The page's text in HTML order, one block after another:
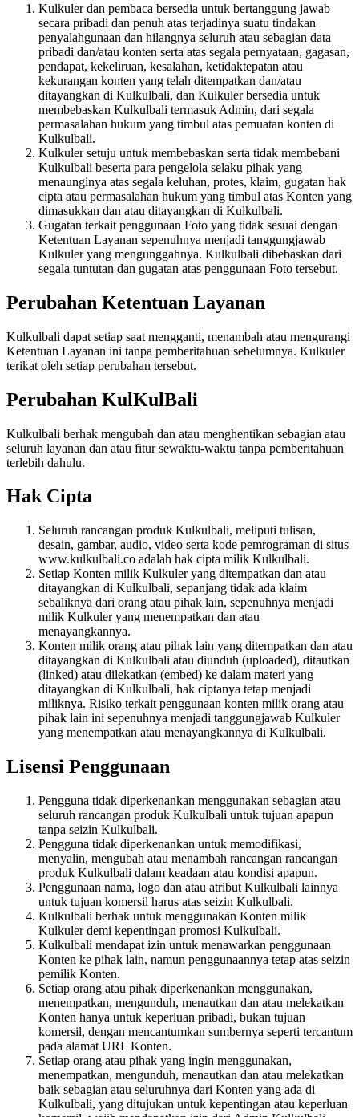
Kulkuler dan pembaca bersedia untuk bertanggung jawab
secara pribadi dan penuh atas terjadinya suatu tindakan
penyalahgunaan dan hilangnya seluruh atau sebagian data
pribadi dan/atau konten serta atas segala pernyataan, gagasan,
pendapat, kekeliruan, kesalahan, ketidaktepatan atau
kekurangan konten yang telah ditempatkan dan/atau
ditayangkan di Kulkulbali, dan Kulkuler bersedia untuk
membebaskan Kulkulbali termasuk Admin, dari segala
permasalahan hukum yang timbul atas pemuatan konten di
Kulkulbali.
Kulkuler setuju untuk membebaskan serta tidak membebani
Kulkulbali beserta para pengelola selaku pihak yang
menaunginya atas segala keluhan, protes, klaim, gugatan hak
cipta atau permasalahan hukum yang timbul atas Konten yang
dimasukkan dan atau ditayangkan di Kulkulbali.
Gugatan terkait penggunaan Foto yang tidak sesuai dengan
Ketentuan Layanan sepenuhnya menjadi tanggungjawab
Kulkuler yang mengunggahnya. Kulkulbali dibebaskan dari
segala tuntutan dan gugatan atas penggunaan Foto tersebut.
Perubahan Ketentuan Layanan
Kulkulbali dapat setiap saat mengganti, menambah atau mengurangi
Ketentuan Layanan ini tanpa pemberitahuan sebelumnya. Kulkuler
terikat oleh setiap perubahan tersebut.
Perubahan KulKulBali
Kulkulbali berhak mengubah dan atau menghentikan sebagian atau
seluruh layanan dan atau fitur sewaktu-waktu tanpa pemberitahuan
terlebih dahulu.
Hak Cipta
Seluruh rancangan produk Kulkulbali, meliputi tulisan,
desain, gambar, audio, video serta kode pemrograman di situs
www.kulkulbali.co adalah hak cipta milik Kulkulbali.
Setiap Konten milik Kulkuler yang ditempatkan dan atau
ditayangkan di Kulkulbali, sepanjang tidak ada klaim
sebaliknya dari orang atau pihak lain, sepenuhnya menjadi
milik Kulkuler yang menempatkan dan atau
menayangkannya.
Konten milik orang atau pihak lain yang ditempatkan dan atau
ditayangkan di Kulkulbali atau diunduh (uploaded), ditautkan
(linked) atau dilekatkan (embed) ke dalam materi yang
ditayangkan di Kulkulbali, hak ciptanya tetap menjadi
miliknya. Risiko terkait penggunaan konten milik orang atau
pihak lain ini sepenuhnya menjadi tanggungjawab Kulkuler
yang menempatkan atau menayangkannya di Kulkulbali.
Lisensi Penggunaan
Pengguna tidak diperkenankan menggunakan sebagian atau
seluruh rancangan produk Kulkulbali untuk tujuan apapun
tanpa seizin Kulkulbali.
Pengguna tidak diperkenankan untuk memodifikasi,
menyalin, mengubah atau menambah rancangan rancangan
produk Kulkulbali dalam keadaan atau kondisi apapun.
Penggunaan nama, logo dan atau atribut Kulkulbali lainnya
untuk tujuan komersil harus atas seizin Kulkulbali.
Kulkulbali berhak untuk menggunakan Konten milik
Kulkuler demi kepentingan promosi Kulkulbali.
Kulkulbali mendapat izin untuk menawarkan penggunaan
Konten ke pihak lain, namun penggunaannya tetap atas seizin
pemilik Konten.
Setiap orang atau pihak diperkenankan menggunakan,
menempatkan, mengunduh, menautkan dan atau melekatkan
Konten hanya untuk keperluan pribadi, bukan tujuan
komersil, dengan mencantumkan sumbernya seperti tercantum
pada alamat URL Konten.
Setiap orang atau pihak yang ingin menggunakan,
menempatkan, mengunduh, menautkan dan atau melekatkan
baik sebagian atau seluruhnya dari Konten yang ada di
Kulkulbali, yang ditujukan untuk kepentingan atau keperluan